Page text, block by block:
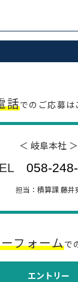
話でのご応募は
＜ 岐阜本社 ＞
058-
担当：積算課 藤井
フォームで
エントリー